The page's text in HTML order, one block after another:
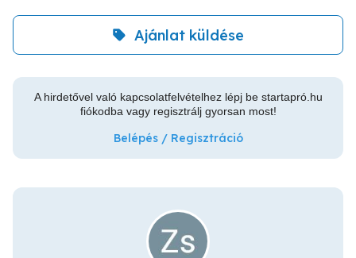
Ajánlat küldése
A hirdetővel való kapcsolatfelvételhez lépj be startapró.hu
fiókodba vagy regisztrálj gyorsan most!
Belépés / Regisztráció